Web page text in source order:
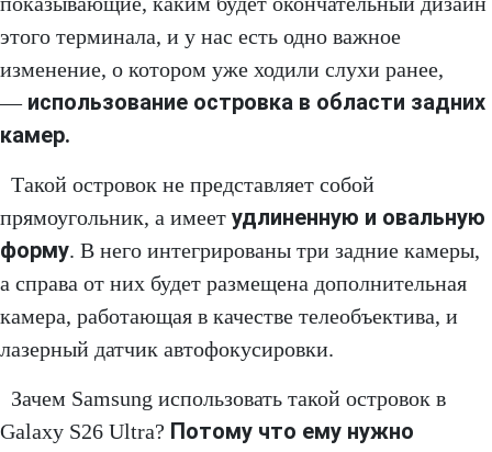
этого терминала, и у нас есть одно важное
изменение, о котором уже ходили слухи ранее,
— использование островка в области задних
камер.
Такой островок не представляет собой
прямоугольник, а имеет удлиненную и овальную
форму. В него интегрированы три задние камеры,
а справа от них будет размещена дополнительная
камера, работающая в качестве телеобъектива, и
лазерный датчик автофокусировки.
Зачем Samsung использовать такой островок в
Galaxy S26 Ultra? Потому что ему нужно